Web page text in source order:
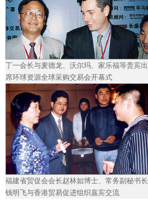
丁一会长与麦德龙、沃尔玛、家乐福等贵宾出
席环球资源全球采购交易会开幕式
福建省贸促会会长赵林如博士、常务副秘书长
钱明飞与香港贸易促进组织嘉宾交流